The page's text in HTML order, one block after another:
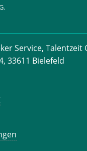
Service, Talentzeit
33611 Bielefeld